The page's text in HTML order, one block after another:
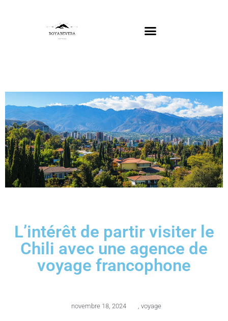
L’intérêt de partir visiter le
Chili avec une agence de
voyage francophone
novembre 18, 2024 voyage